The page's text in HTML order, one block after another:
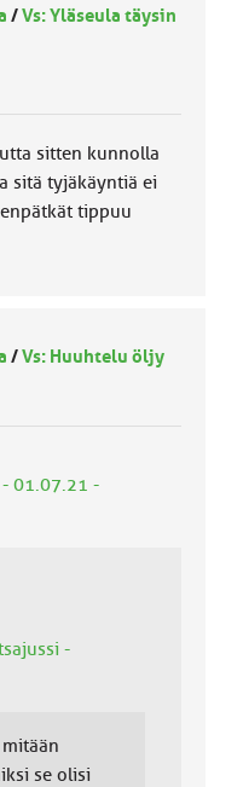
/Vs: Yläseula täysin
sitten kunnolla
sitä tyjäkäyntiä ei
tippuu
/Vs: Huuhtelu öljy
01.07.21 -
-
se olisi